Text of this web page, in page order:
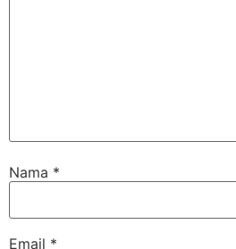
Nama *
Email *